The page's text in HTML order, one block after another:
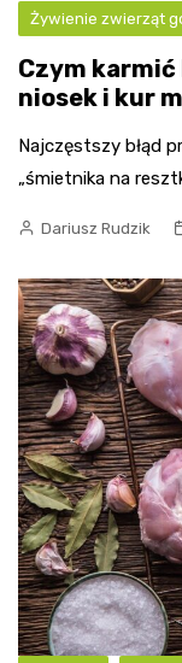
Żywienie zwierząt
Czym
niosek i kur
Najczęstszy błąd
„śmietnika na
Dariusz Rudzik